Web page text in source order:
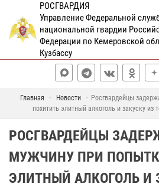
РОСГВАРДИЯ
Управление Федеральной
национальной гвардии
Федерации по Кемеровской
Кузбассу
Главная Новости
Росгвардейцы
похитить элитный алкоголь и закуску из
РОСГВАРДЕЙЦЫ
МУЖЧИНУ ПРИ
ЭЛИТНЫЙ АЛКОГОЛЬ И